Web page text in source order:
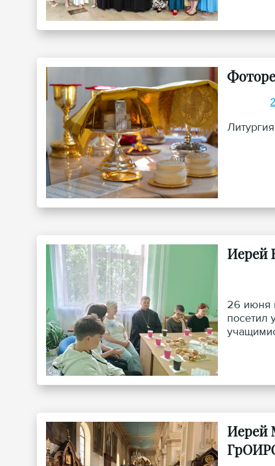
Иерей
26 июня
посетил
Иерей